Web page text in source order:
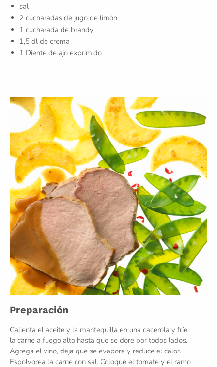
sal
2 cucharadas de jugo de limón
1 cucharada de brandy
1,5 dl de crema
1 Diente de ajo exprimido
Preparación
Calienta el aceite y la mantequilla en una cacerola y fríe
la carne a fuego alto hasta que se dore por todos lados.
Agrega el vino, deja que se evapore y reduce el calor.
Espolvorea la carne con sal. Coloque el tomate y el ramo